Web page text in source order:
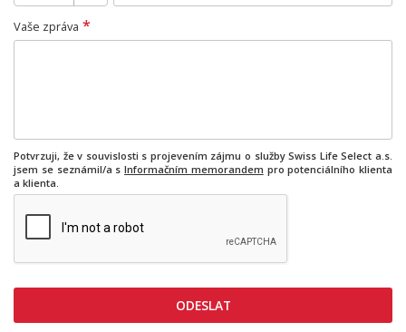
Vaše zpráva *
Potvrzuji, že v souvislosti s projevením zájmu o služby Swiss Life Select a.s.
jsem se seznámil/a s Informačním memorandem pro potenciálního klienta
a klienta.